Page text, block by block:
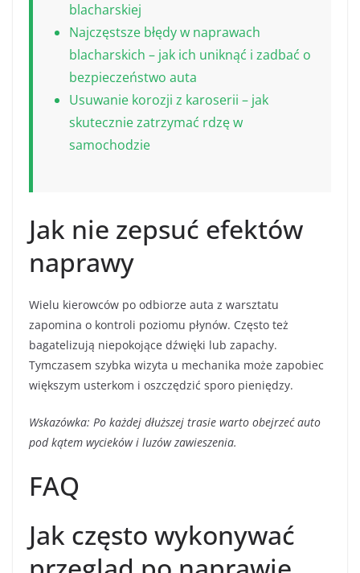
blacharskiej
Najczęstsze błędy w naprawach
blacharskich – jak ich uniknąć i zadbać o
bezpieczeństwo auta
Usuwanie korozji z karoserii – jak
skutecznie zatrzymać rdzę w
samochodzie
Jak nie zepsuć efektów
naprawy
Wielu kierowców po odbiorze auta z warsztatu
zapomina o kontroli poziomu płynów. Często też
bagatelizują niepokojące dźwięki lub zapachy.
Tymczasem szybka wizyta u mechanika może zapobiec
większym usterkom i oszczędzić sporo pieniędzy.
Wskazówka: Po każdej dłuższej trasie warto obejrzeć auto
pod kątem wycieków i luzów zawieszenia.
FAQ
Jak często wykonywać